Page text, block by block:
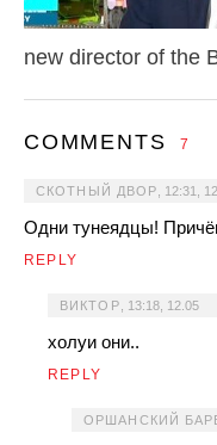
new director of the
COMMENTS 7
СКОТНЫЙ ДВОР 12:31,
Одни тунеядцы!
REPLY
ВИКТОР 13:18, 12.05
холуи они..
REPLY
ОРШАНСКИЙ